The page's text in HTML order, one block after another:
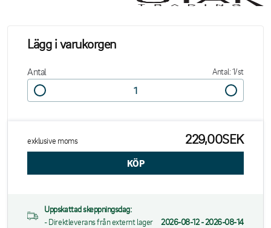
Lägg i varukorgen
Antal Antal: 1/st
exklusive moms 229,00SEK
Uppskattad skeppningsdag:
- Direktleverans från externt lager
2026-08-12 - 2026-08-14